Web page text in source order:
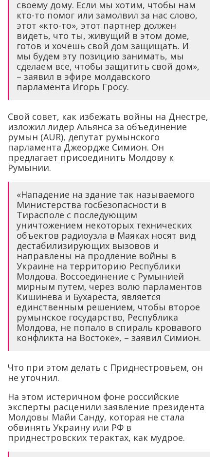
своему дому. Если мы хотим, чтобы нам
кто-то помог или замолвил за нас слово,
этот «кто-то», этот партнер должен
видеть, что ты, живущий в этом доме,
готов и хочешь свой дом защищать. И
мы будем эту позицию занимать, мы
сделаем все, чтобы защитить свой дом»,
– заявил в эфире молдавского
парламента Игорь Гросу.
Свой совет, как избежать войны на Днестре,
изложил лидер Альянса за объединение
румын (AUR), депутат румынского
парламента Джеордже Симион. Он
предлагает присоединить Молдову к
Румынии.
«Нападение на здание так называемого
Министерства госбезопасности в
Тирасполе с последующим
уничтожением некоторых технических
объектов радиоузла в Маяках носят вид
дестабилизирующих вызовов и
направлены на продление войны в
Украине на территорию Республики
Молдова. Воссоединение с Румынией
мирным путем, через волю парламентов
Кишинева и Бухареста, является
единственным решением, чтобы второе
румынское государство, Республика
Молдова, не попало в спираль кровавого
конфликта на Востоке», – заявил Симион.
Что при этом делать с Приднестровьем, он
не уточнил.
На этом истеричном фоне российские
эксперты расценили заявление президента
Молдовы Майи Санду, которая не стала
обвинять Украину или РФ в
приднестровских терактах, как мудрое.